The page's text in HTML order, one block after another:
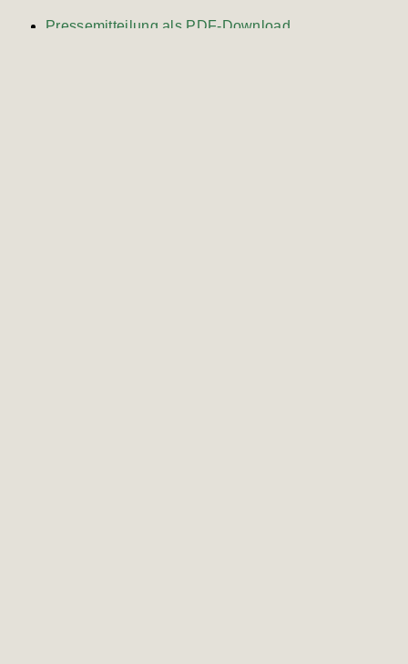
Pressemitteilung als PDF-Download